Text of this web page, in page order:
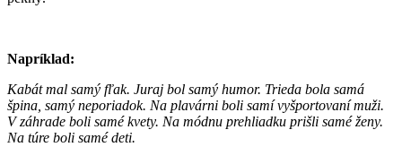
Napríklad:
Kabát mal samý fľak. Juraj bol samý humor. Trieda bola samá
špina, samý neporiadok. Na plavárni boli samí vyšportovaní muži.
V záhrade boli samé kvety. Na módnu prehliadku prišli samé ženy.
Na túre boli samé deti.